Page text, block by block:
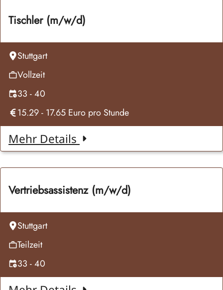
Tischler (m/w/d)
Stuttgart
Vollzeit
33 - 40
15.29- 17.65 Euro pro Stunde
Mehr Details
Vertriebsassistenz (m/w/d)
Stuttgart
Teilzeit
33 - 40